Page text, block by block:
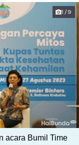
1/9
acara Bumil Time